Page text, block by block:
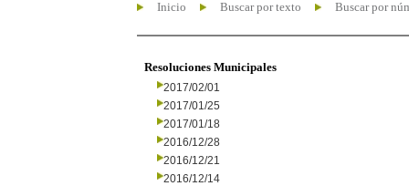
Inicio Buscar por texto Buscar por
Resoluciones Municipales
2017/02/01
2017/01/25
2017/01/18
2016/12/28
2016/12/21
2016/12/14